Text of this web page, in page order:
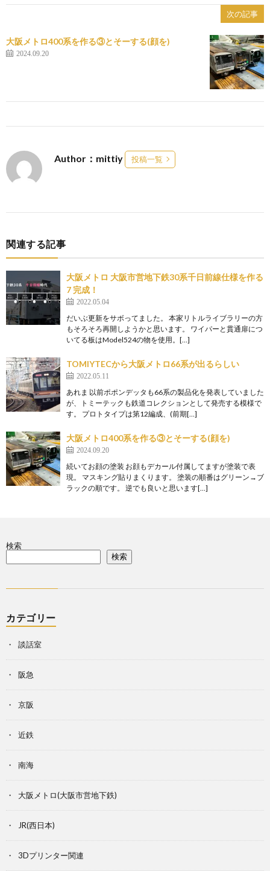
次の記事
大阪メトロ400系を作る③とそーする(顔を)
2024.09.20
Author：mittiy 投稿一覧
関連する記事
大阪メトロ 大阪市営地下鉄30系千日前線仕様を作る
7 完成！
2022.05.04
だいぶ更新をサボってました。 本家リトルライブラリーの方
もそろそろ再開しようかと思います。 ワイパーと貫通扉につ
いてる板はModel524の物を使用。[…]
TOMIYTECから大阪メトロ66系が出るらしい
2022.05.11
あれま 以前ポポンデッタも66系の製品化を発表していました
が、トミーテックも鉄道コレクションとして発売する模様で
す。 プロトタイプは第12編成、(前期[…]
大阪メトロ400系を作る③とそーする(顔を)
2024.09.20
続いてお顔の塗装 お顔もデカール付属してますが塗装で表
現。 マスキング貼りまくります。 塗装の順番はグリーン→ブ
ラックの順です。 逆でも良いと思います[…]
検索
検索
カテゴリー
談話室
阪急
京阪
近鉄
南海
大阪メトロ(大阪市営地下鉄)
JR(西日本)
3Dプリンター関連